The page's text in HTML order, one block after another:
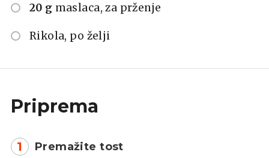
20 g maslaca, za prženje
Rikola, po želji
Priprema
1 Premažite tost